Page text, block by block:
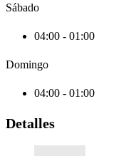
Sábado
04:00 - 01:00
Domingo
04:00 - 01:00
Detalles